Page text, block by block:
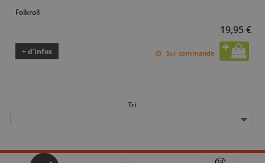
Folkroll
19,95 €
+ d’infos Sur commande
Tri
--